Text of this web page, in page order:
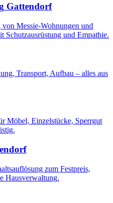
Gattendorf
Messie-Wohnungen und
Schutzausrüstung und Empathie.
Transport, Aufbau – alles aus
Möbel, Einzelstücke, Sperrgut
zum Festpreis,
Hausverwaltung.